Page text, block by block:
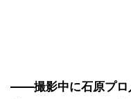
――撮影中に石原プロ